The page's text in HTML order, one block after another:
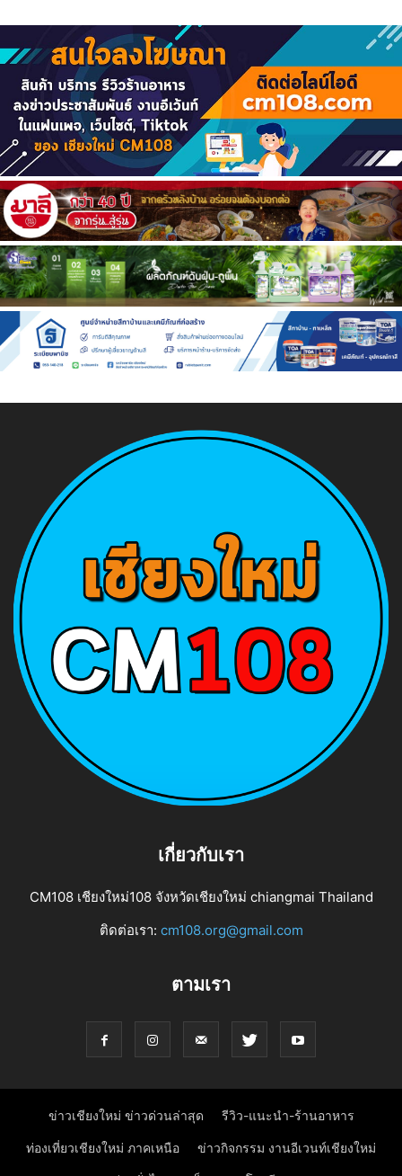
เกี่ยวกับเรา
CM108 เชียงใหม่108 จังหวัดเชียงใหม่ chiangmai Thailand
ติดต่อเรา: cm108.org@gmail.com
ตามเรา
ข่าวเชียงใหม่ ข่าวด่วนล่าสุด รีวิว-แนะนำ-ร้านอาหาร
ท่องเที่ยวเชียงใหม่ ภาคเหนือ ข่าวกิจกรรม งานอีเวนท์เชียงใหม่